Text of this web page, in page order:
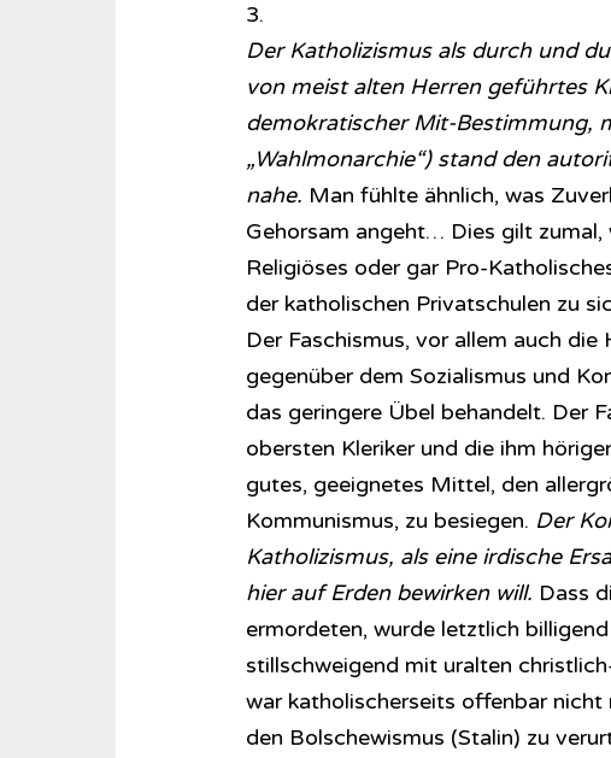
3.
Der Katholizismus als durch und
von meist alten Herren geführtes
demokratischer Mit-Bestimmung,
„Wahlmonarchie“) stand den
nahe. Man fühlte ähnlich, was
Gehorsam angeht… Dies gilt
Religiöses oder gar Pro-
der katholischen Privatschulen zu
Der Faschismus, vor allem auch
gegenüber dem Sozialismus und
das geringere Übel behandelt. Der
obersten Kleriker und die ihm
gutes, geeignetes Mittel, den
Kommunismus, zu besiegen. Der
Katholizismus, als eine irdische
hier auf Erden bewirken will. Dass
ermordeten, wurde letztlich
stillschweigend mit uralten
war katholischerseits offenbar
den Bolschewismus (Stalin) zu